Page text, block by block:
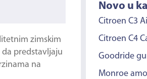
zimskim
predstavljaju
na
Novo u
Citroen C3
Citroen C4
Goodride
Monroe